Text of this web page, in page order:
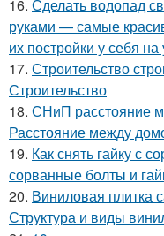
16. Сделать водопад
руками — самые
их постройки у себя
17. Строительство
Строительство
18. СНиП расстояние
Расстояние между
19. Как снять гайку с
сорванные болты и
20. Виниловая плитка
Структура и виды